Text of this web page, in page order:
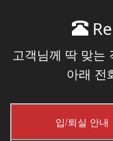
고객님께 딱 맞는
아래 전
입/퇴실 안내